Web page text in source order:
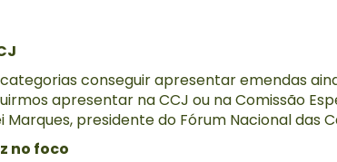
conseguir apresentar emendas
apresentar na CCJ ou na Comissão
Marques, presidente do Fórum Nacional das
no foco